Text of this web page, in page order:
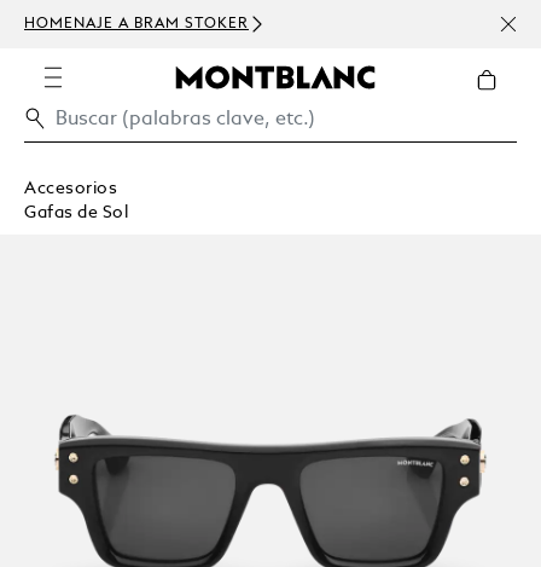
HOMENAJE A BRAM STOKER
USD
Accesorios
Gafas de Sol